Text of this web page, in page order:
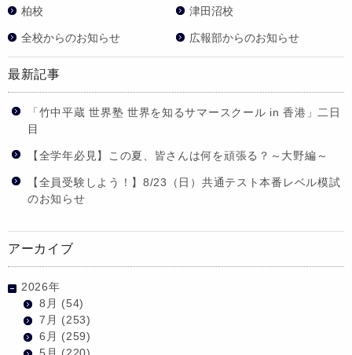
柏校 津田沼校
全校からのお知らせ 広報部からのお知らせ
最新記事
「竹中平蔵 世界塾 世界を知るサマースクール in 香港」二日
目
【全学年必見】この夏、皆さんは何を頑張る？～大野編～
【全員受験しよう！】8/23（日）共通テスト本番レベル模試
のお知らせ
アーカイブ
2026年
8月 (54)
7月 (253)
6月 (259)
5月 (220)